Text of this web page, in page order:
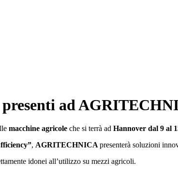
presenti ad
macchine agricole che si terrà ad Hannover dal 9 al
, AGRITECHNICA presenterà soluzioni
idonei all’utilizzo su mezzi agricoli.